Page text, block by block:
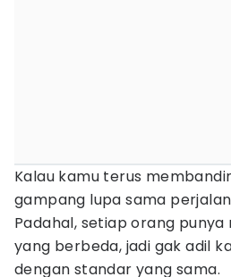
Kalau kamu terus
gampang lupa sama
Padahal, setiap orang
yang berbeda, jadi gak adil
dengan standar yang sama.